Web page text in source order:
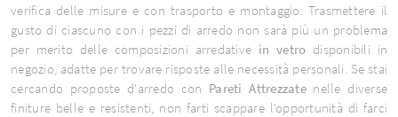
verifica delle misure e con trasporto e montaggio. Trasmettere il
gusto di ciascuno con i pezzi di arredo non sarà più un problema
per merito delle composizioni arredative in vetro disponibili in
negozio, adatte per trovare risposte alle necessità personali. Se stai
cercando proposte d'arredo con Pareti Attrezzatenelle diverse
finiture belle e resistenti, non farti scappare l'opportunità di farci